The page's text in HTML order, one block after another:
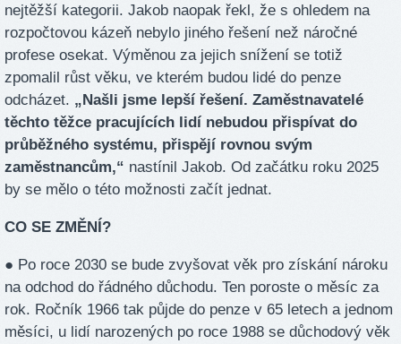
nejtěžší kategorii. Jakob naopak řekl, že s ohledem na
rozpočtovou kázeň nebylo jiného řešení než náročné
profese osekat. Výměnou za jejich snížení se totiž
zpomalil růst věku, ve kterém budou lidé do penze
odcházet. „Našli jsme lepší řešení. Zaměstnavatelé
těchto těžce pracujících lidí nebudou přispívat do
průběžného systému, přispějí rovnou svým
zaměstnancům,“ nastínil Jakob. Od začátku roku 2025
by se mělo o této možnosti začít jednat.
CO SE ZMĚNÍ?
● Po roce 2030 se bude zvyšovat věk pro získání nároku
na odchod do řádného důchodu. Ten poroste o měsíc za
rok. Ročník 1966 tak půjde do penze v 65 letech a jednom
měsíci, u lidí narozených po roce 1988 se důchodový věk